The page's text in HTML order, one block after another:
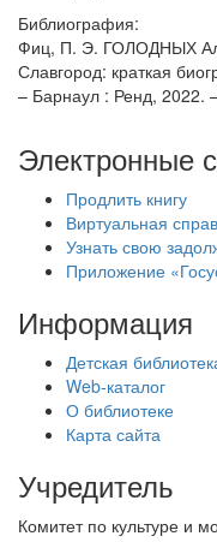
Библиография:
Фиц, П. Э. ГОЛОДНЫХ
Славгород: краткая
– Барнаул : Ренд, 2022.
Электронные
Продлить книгу
Виртуальная
Узнать свою
Приложение
Информация
Детская
Web-каталог
О библиотеке
Карта сайта
Учредитель
Комитет по культуре и